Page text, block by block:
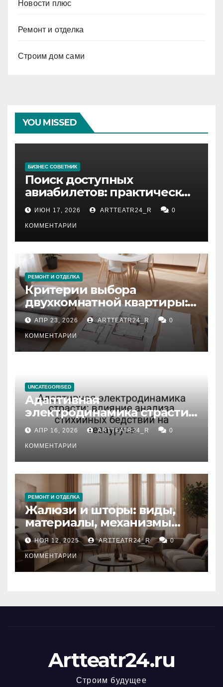
Новости плюс
Ремонт и отделка
Строим дом сами
YOU MISSED
БИЗНЕС СОВЕТНИК
Поиск доступных
авиабилетов: практические
рекомендации
ИЮН 17, 2026 ARTTEATR24_R 0
КОММЕНТАРИИ
РЕМОНТ И ОТДЕЛКА
Критерии выбора
двухкомнатной квартиры:
планировка, площадь,
состояние и документация
АПР 23, 2026 ARTTEATR24_R 0
КОММЕНТАРИИ
UNCATEGORISED
Адаптивная
электродинамика страсти:
влияние анализа
стихийных бедствий на
тезауруса
АПР 16, 2026 ARTTEATR24_R 0
КОММЕНТАРИИ
РЕМОНТ И ОТДЕЛКА
Жалюзи и шторы: виды,
материалы, механизмы
управления и уход
НОЯ 12, 2025 ARTTEATR24_R 0
КОММЕНТАРИИ
Artteatr24.ru
Строим будущее